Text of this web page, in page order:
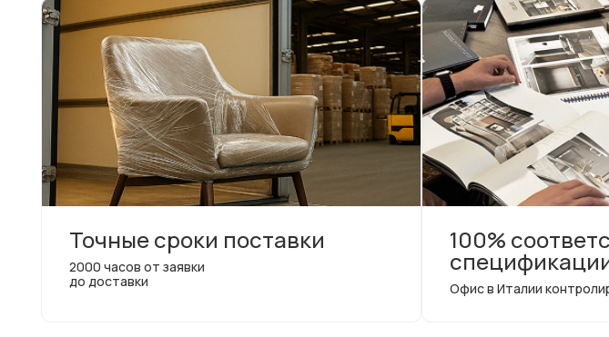
Точные сроки поставки
2000 часов от заявки
до доставки
100%
Офис в Италии